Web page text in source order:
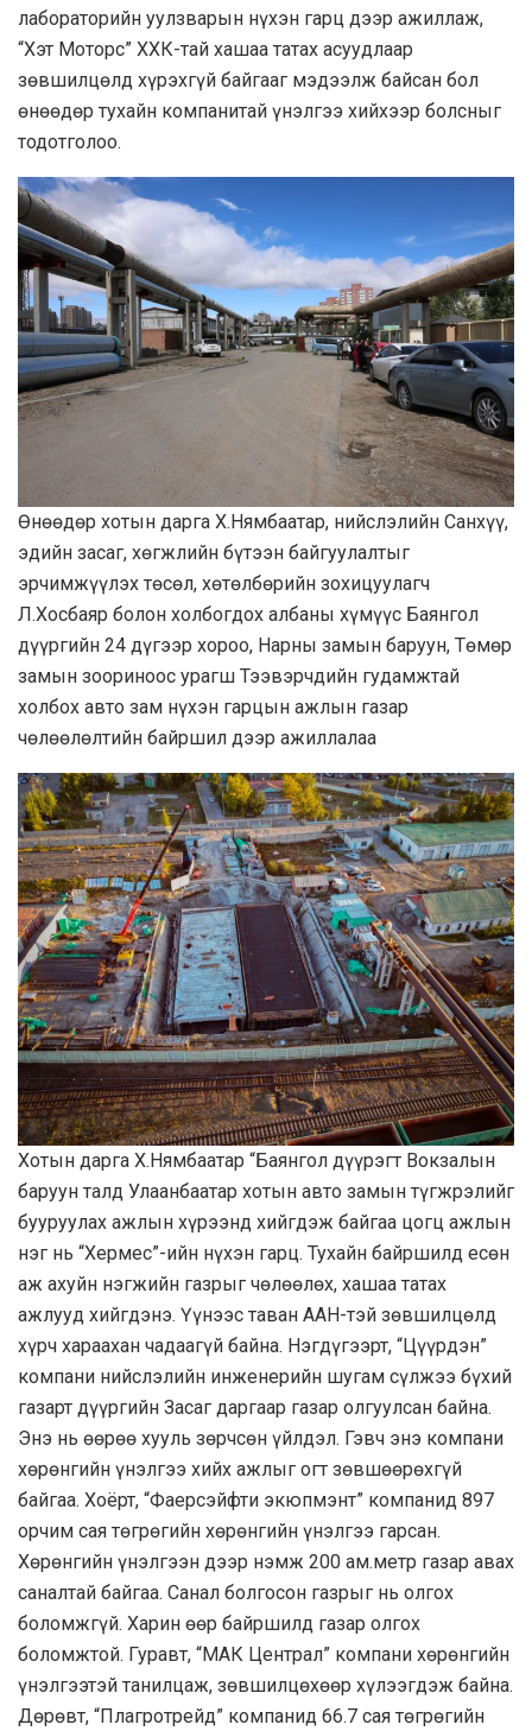
лабораторийн уулзварын нүхэн гарц дээр ажиллаж,
“Хэт Моторс” ХХК-тай хашаа татах асуудлаар
зөвшилцөлд хүрэхгүй байгааг мэдээлж байсан бол
өнөөдөр тухайн компанитай үнэлгээ хийхээр болсныг
тодотголоо.
Өнөөдөр хотын дарга Х.Нямбаатар, нийслэлийн Санхүү,
эдийн засаг, хөгжлийн бүтээн байгуулалтыг
эрчимжүүлэх төсөл, хөтөлбөрийн зохицуулагч
Л.Хосбаяр болон холбогдох албаны хүмүүс Баянгол
дүүргийн 24 дүгээр хороо, Нарны замын баруун, Төмөр
замын зоориноос урагш Тээвэрчдийн гудамжтай
холбох авто зам нүхэн гарцын ажлын газар
чөлөөлөлтийн байршил дээр ажиллалаа
Хотын дарга Х.Нямбаатар “Баянгол дүүрэгт Вокзалын
баруун талд Улаанбаатар хотын авто замын түгжрэлийг
бууруулах ажлын хүрээнд хийгдэж байгаа цогц ажлын
нэг нь “Хермес”-ийн нүхэн гарц. Тухайн байршилд есөн
аж ахуйн нэгжийн газрыг чөлөөлөх, хашаа татах
ажлууд хийгдэнэ. Үүнээс таван ААН-тэй зөвшилцөлд
хүрч хараахан чадаагүй байна. Нэгдүгээрт, “Цүүрдэн”
компани нийслэлийн инженерийн шугам сүлжээ бүхий
газарт дүүргийн Засаг даргаар газар олгуулсан байна.
Энэ нь өөрөө хууль зөрчсөн үйлдэл. Гэвч энэ компани
хөрөнгийн үнэлгээ хийх ажлыг огт зөвшөөрөхгүй
байгаа. Хоёрт, “Фаерсэйфти экюпмэнт” компанид 897
орчим сая төгрөгийн хөрөнгийн үнэлгээ гарсан.
Хөрөнгийн үнэлгээн дээр нэмж 200 ам.метр газар авах
саналтай байгаа. Санал болгосон газрыг нь олгох
боломжгүй. Харин өөр байршилд газар олгох
боломжтой. Гуравт, “МАК Централ” компани хөрөнгийн
үнэлгээтэй танилцаж, зөвшилцөхөөр хүлээгдэж байна.
Дөрөвт, “Плагротрейд” компанид 66.7 сая төгрөгийн